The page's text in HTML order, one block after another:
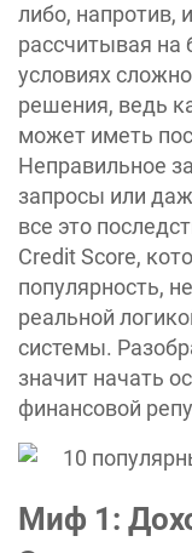
либо, напротив,
рассчитывая на
условиях
решения, ведь
может иметь
Неправильное
запросы или
все это
Credit Score,
популярность,
реальной
системы.
значит начать
финансовой
Миф 1: